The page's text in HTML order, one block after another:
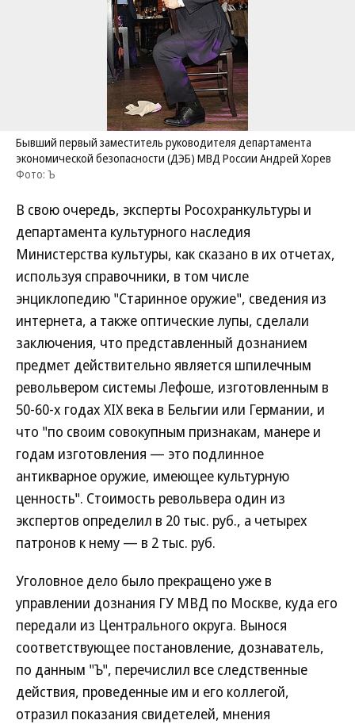
Бывший первый заместитель руководителя департамента
экономической безопасности (ДЭБ) МВД России Андрей Хорев
Фото: Ъ
В свою очередь, эксперты Росохранкультуры и
департамента культурного наследия
Министерства культуры, как сказано в их отчетах,
используя справочники, в том числе
энциклопедию "Старинное оружие", сведения из
интернета, а также оптические лупы, сделали
заключения, что представленный дознанием
предмет действительно является шпилечным
револьвером системы Лефоше, изготовленным в
50-60-х годах XIX века в Бельгии или Германии, и
что "по своим совокупным признакам, манере и
годам изготовления — это подлинное
антикварное оружие, имеющее культурную
ценность". Стоимость револьвера один из
экспертов определил в 20 тыс. руб., а четырех
патронов к нему — в 2 тыс. руб.
Уголовное дело было прекращено уже в
управлении дознания ГУ МВД по Москве, куда его
передали из Центрального округа. Вынося
соответствующее постановление, дознаватель,
по данным "Ъ", перечислил все следственные
действия, проведенные им и его коллегой,
отразил показания свидетелей, мнения